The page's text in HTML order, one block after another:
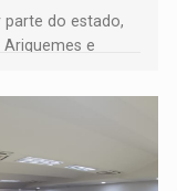
parte do estado,
e